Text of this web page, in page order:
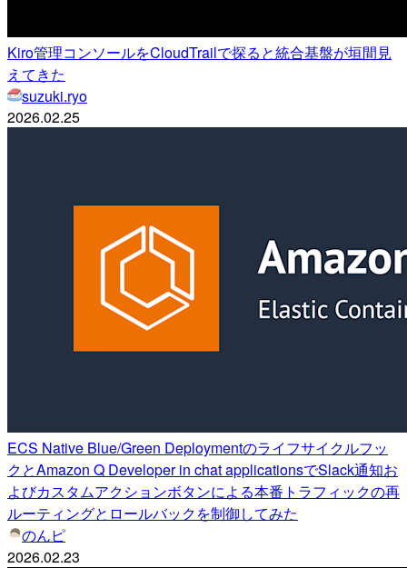
Kiro管理コンソールをCloudTrailで探ると統合基盤が垣間見
えてきた
suzuki.ryo
2026.02.25
ECS Native Blue/Green Deploymentのライフサイクルフッ
クとAmazon Q Developer in chat applicationsでSlack通知お
よびカスタムアクションボタンによる本番トラフィックの再
ルーティングとロールバックを制御してみた
のんピ
2026.02.23